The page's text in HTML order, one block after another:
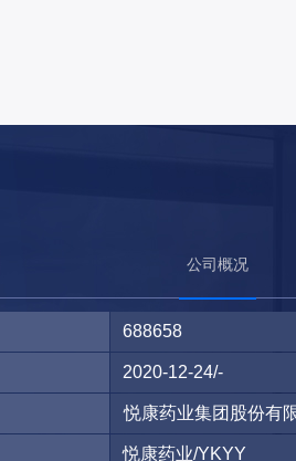
公司概况
688658
2020-12-24/-
悦康药业集团股份有
悦康药业/YKYY